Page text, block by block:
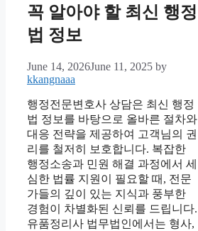
꼭 알아야 할 최신 행정
법 정보
June 14, 2026June 11, 2025 by
kkangnaaa
행정전문변호사 상담은 최신 행정
법 정보를 바탕으로 올바른 절차와
대응 전략을 제공하여 고객님의 권
리를 철저히 보호합니다. 복잡한
행정소송과 민원 해결 과정에서 세
심한 법률 지원이 필요할 때, 전문
가들의 깊이 있는 지식과 풍부한
경험이 차별화된 신뢰를 드립니다.
유품정리사 법무법인에서는 형사,